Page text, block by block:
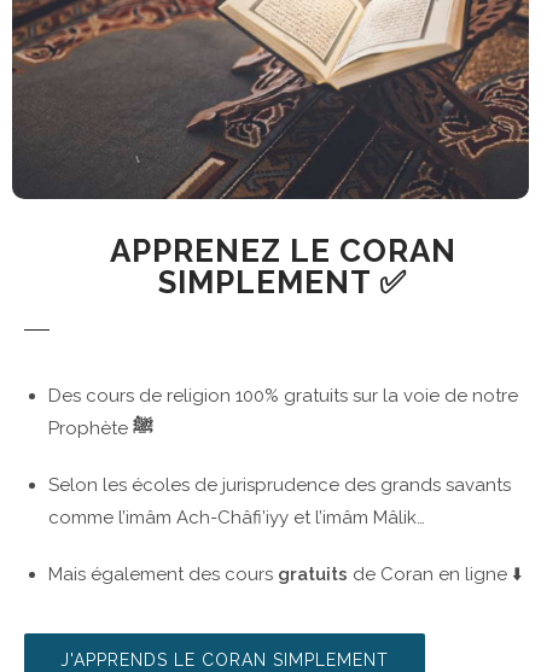
APPRENEZ LE CORAN
SIMPLEMENT ✅
Des cours de religion 100% gratuits sur la voie de notre
Prophète ﷺ
Selon les écoles de jurisprudence des grands savants
comme l’imâm Ach-Châfi’iyy et l’imâm Mâlik…
Mais également des cours gratuits de Coran en ligne ⬇️
J'APPRENDS LE CORAN SIMPLEMENT